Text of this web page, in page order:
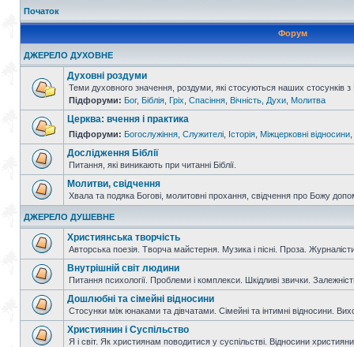
Початок
Форум
ДЖЕРЕЛО ДУХОВНЕ
Духовні роздуми
Теми духовного значення, роздуми, які стосуються наших стосунків з
Підфоруми: Бог, Біблія Гріх Спасіння Вічність Духи Молитва
Церква: вчення і практика
Підфоруми: Богослужіння Служителі Історія Міжцерковні відносини
Дослідження Біблії
Питання, які виникають при читанні Біблії.
Молитви, свідчення
Хвала та подяка Богові, молитовні прохання, свідчення про Божу
ДЖЕРЕЛО ДУШЕВНЕ
Християнська творчість
Авторська поезія. Творча майстерня. Музика і пісні. Проза.
Внутрішній світ людини
Питання психології. Проблеми і комплекси. Шкідливі звички.
Дошлюбні та сімейні відносини
Стосунки між юнаками та дівчатами. Сімейні та інтимні відносини.
Християнин і Суспільство
Я і світ. Як християнам поводитися у суспільстві. Відносини